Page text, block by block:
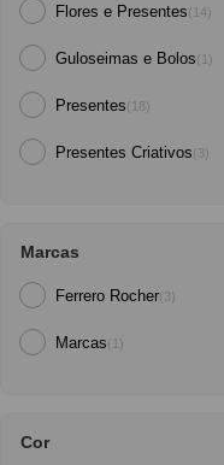
Flores e Presentes(14)
Guloseimas e Bolos(1)
Presentes(18)
Presentes Criativos(3)
Marcas
Ferrero Rocher(3)
Marcas(1)
Cor